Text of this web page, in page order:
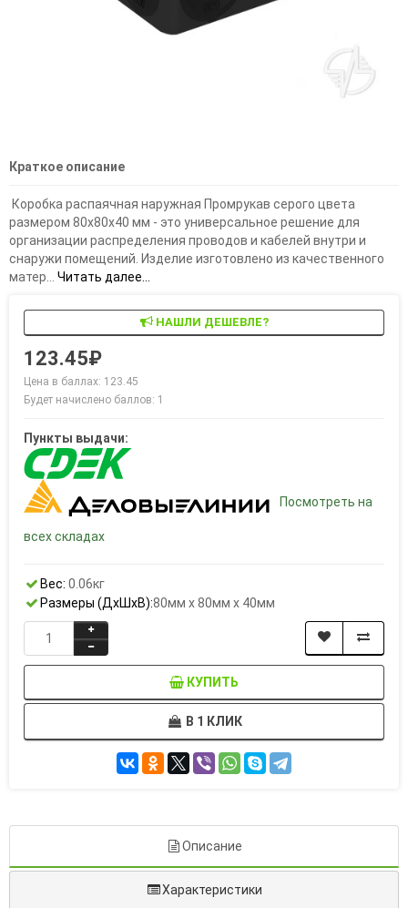
Краткое описание
Коробка распаячная наружная Промрукав серого цвета
размером 80х80х40 мм - это универсальное решение для
организации распределения проводов и кабелей внутри и
снаружи помещений. Изделие изготовлено из качественного
матер... Читать далее...
НАШЛИ ДЕШЕВЛЕ?
123.45₽
Цена в баллах: 123.45
Будет начислено баллов: 1
Пункты выдачи:
Посмотреть на
всех складах
Вес: 0.06кг
Размеры (ДxШxВ):80мм x 80мм x 40мм
КУПИТЬ
В 1 КЛИК
Описание
Характеристики